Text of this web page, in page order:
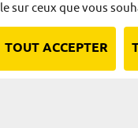
sur ceux que vous
TOUT ACCEPTER